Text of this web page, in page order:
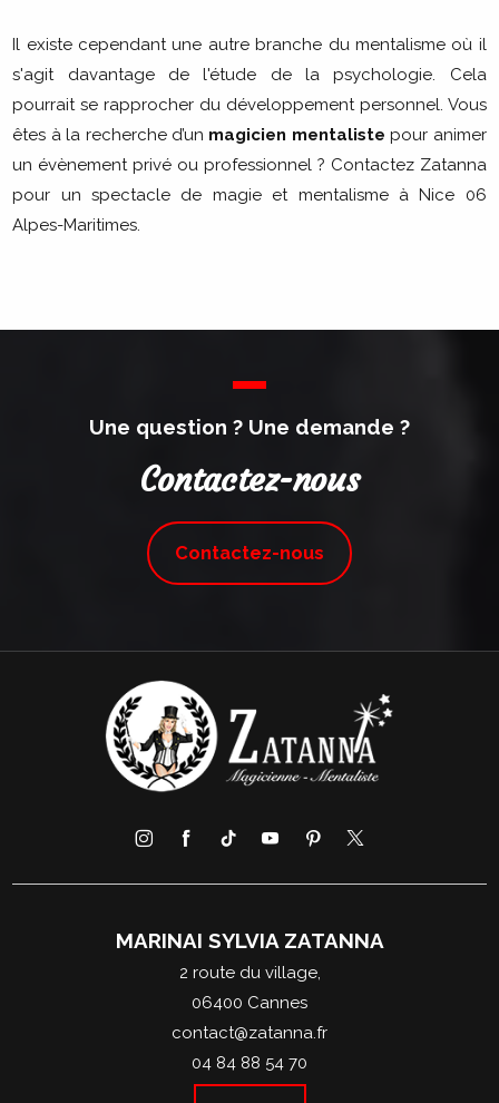
Il existe cependant une autre branche du mentalisme où il
s'agit davantage de l'étude de la psychologie. Cela
pourrait se rapprocher du développement personnel. Vous
êtes à la recherche d’un magicien mentaliste pour animer
un évènement privé ou professionnel ? Contactez Zatanna
pour un spectacle de magie et mentalisme à Nice 06
Alpes-Maritimes.
Une question ? Une demande ?
Contactez-nous
Contactez-nous
MARINAI SYLVIA ZATANNA
2 route du village,
06400 Cannes
contact@zatanna.fr
04 84 88 54 70